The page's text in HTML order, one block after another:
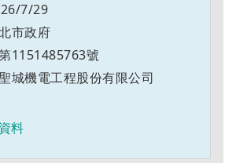
7/29
市政府
1151485763號
城機電工程股份有限公司
料